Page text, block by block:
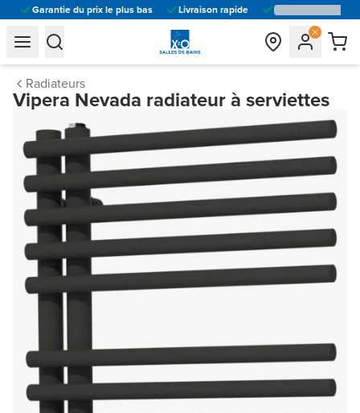
Garantie du prix le plus bas Livraison rapide
general.navigation.toggle_menu.label
general.navigation.toggle_menu.label
Radiateurs
Vipera Nevada radiateur à serviettes